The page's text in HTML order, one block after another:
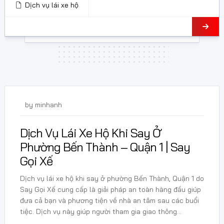
Dịch vụ lái xe hộ
by minhanh
Dịch Vụ Lái Xe Hộ Khi Say Ở
Phường Bến Thành – Quận 1 | Say
Gọi Xế
Dịch vụ lái xe hộ khi say ở phường Bến Thành, Quận 1 do
Say Gọi Xế cung cấp là giải pháp an toàn hàng đầu giúp
đưa cả bạn và phương tiện về nhà an tâm sau các buổi
tiệc. Dịch vụ này giúp người tham gia giao thông...